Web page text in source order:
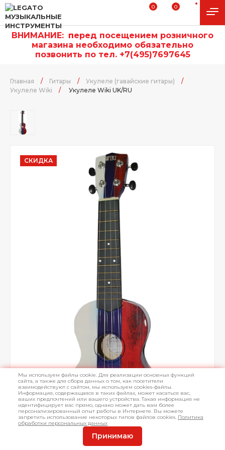
0 0
ВНИМАНИЕ: перед посещением розничного
магазина необходимо обязательно
позвонить по тел. +7(495)7697645
Главная / Гитары / Укулеле (гавайские гитары)
/
Укулеле Wiki
/ Укулеле Wiki UK/RU
СКИДКА
Мы используем файлы cookie. Для реализации основных функций
сайта, а также для сбора данных о том, как посетители
взаимодействуют с сайтом, мы используем cookies-файлы.
Информация, содержащаяся в таких файлах, может касаться вас,
ваших предпочтений или вашего устройства. Такая информация не
идентифицирует вас прямо, однако может дать вам более
персонализированный опыт работы в Интернете. Вы можете
запретить использование некоторых типов файлов cookies. Политика
обработки персональных данных
Принимаю